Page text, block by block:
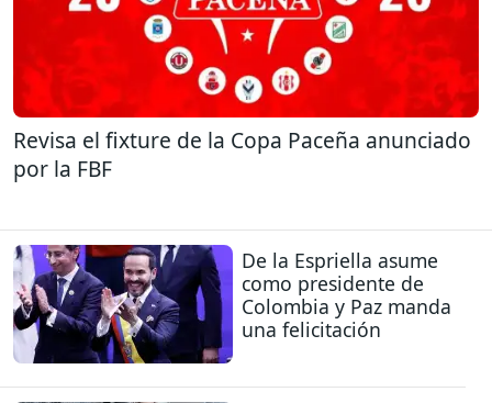
Revisa el fixture de la Copa Paceña anunciado
por la FBF
De la Espriella asume
como presidente de
Colombia y Paz manda
una felicitación